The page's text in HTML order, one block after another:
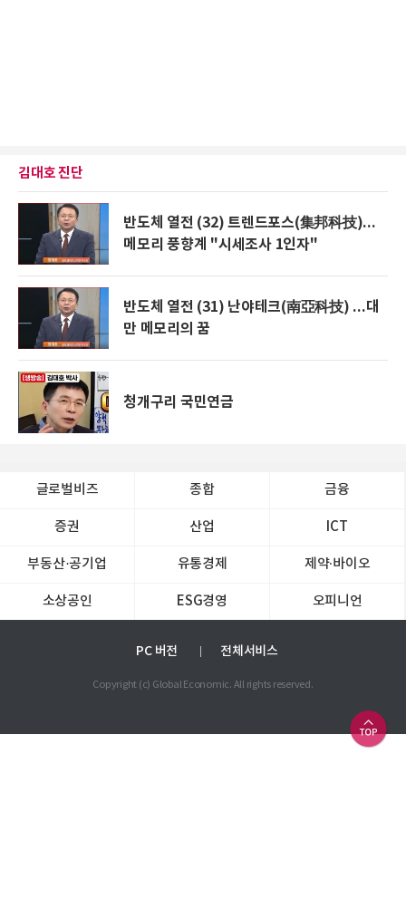
김대호 진단
반도체 열전 (32) 트렌드포스(集邦科技)...
메모리 풍향계 "시세조사 1인자"
반도체 열전 (31) 난야테크(南亞科技) ...대
만 메모리의 꿈
청개구리 국민연금
글로벌비즈 종합 금융
증권 산업 ICT
부동산·공기업 유통경제 제약∙바이오
소상공인 ESG경영 오피니언
PC 버전 전체서비스
Copyright (c) Global Economic. All rights reserved.